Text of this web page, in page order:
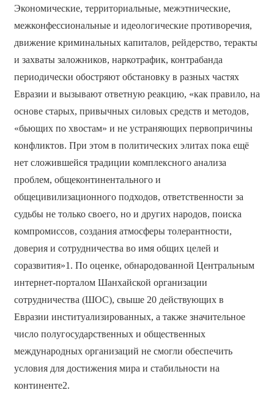
Экономические, территориальные, межэтнические,
межконфессиональные и идеологические противоречия,
движение криминальных капиталов, рейдерство, теракты
и захваты заложников, наркотрафик, контрабанда
периодически обостряют обстановку в разных частях
Евразии и вызывают ответную реакцию, «как правило, на
основе старых, привычных силовых средств и методов,
«бьющих по хвостам» и не устраняющих первопричины
конфликтов. При этом в политических элитах пока ещё
нет сложившейся традиции комплексного анализа
проблем, общеконтинентального и
общецивилизационного подходов, ответственности за
судьбы не только своего, но и других народов, поиска
компромиссов, создания атмосферы толерантности,
доверия и сотрудничества во имя общих целей и
соразвития»1. По оценке, обнародованной Центральным
интернет-порталом Шанхайской организации
сотрудничества (ШОС), свыше 20 действующих в
Евразии институализированных, а также значительное
число полугосударственных и общественных
международных организаций не смогли обеспечить
условия для достижения мира и стабильности на
континенте2.